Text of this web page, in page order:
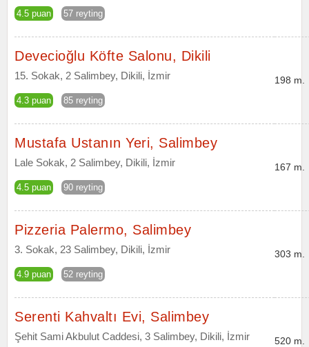
4.5 puan 57 reyting
Devecioğlu Köfte Salonu, Dikili
15. Sokak, 2 Salimbey, Dikili, İzmir
4.3 puan 85 reyting
198 m.
Mustafa Ustanın Yeri, Salimbey
Lale Sokak, 2 Salimbey, Dikili, İzmir
4.5 puan 90 reyting
167 m.
Pizzeria Palermo, Salimbey
3. Sokak, 23 Salimbey, Dikili, İzmir
4.9 puan 52 reyting
303 m.
Serenti Kahvaltı Evi, Salimbey
Şehit Sami Akbulut Caddesi, 3 Salimbey, Dikili, İzmir 520 m.